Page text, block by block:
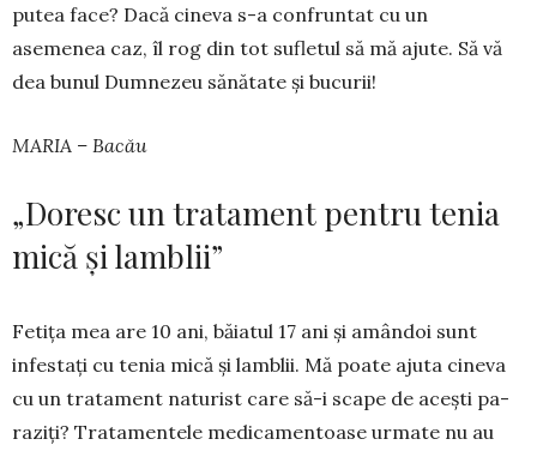
putea face? Dacă cineva s-a confruntat cu un
asemenea caz, îl rog din tot sufletul să mă aju­te. Să vă
dea bunul Dumnezeu sănătate și bucurii!
MARIA – Bacău
„Doresc un tratament pentru tenia
mică și lamblii”
Fetița mea are 10 ani, băiatul 17 ani și amân­doi sunt
infestați cu tenia mică și lamblii. Mă poa­te ajuta cineva
cu un tratament naturist care să-i scape de acești pa­
raziți? Tra­tamen­tele medi­ca­men­­toase urmate nu au